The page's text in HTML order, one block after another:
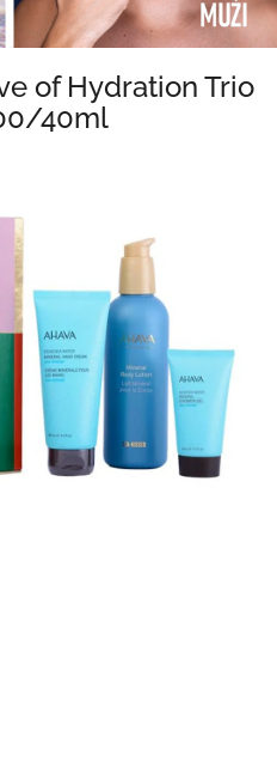
of Hydration Trio
40ml